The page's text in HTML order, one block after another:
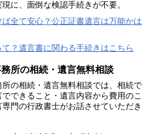
に、面倒な検認手続きが不要。
全て安心？公正証書遺言は万能かは
？遺言書に関わる手続きはこちら
所の相続・遺言無料相談
所の相続・遺言無料相談では、 相続で
できること・遺言内容から費用のこ
門の行政書士がお話させていただき